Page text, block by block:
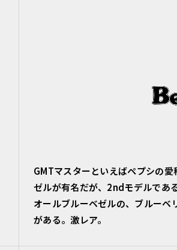
GMTマスターといえばペプシの
ゼルが有名だが、2ndモデルであ
オールブルーベゼルの、ブルーベ
がある。激レア。